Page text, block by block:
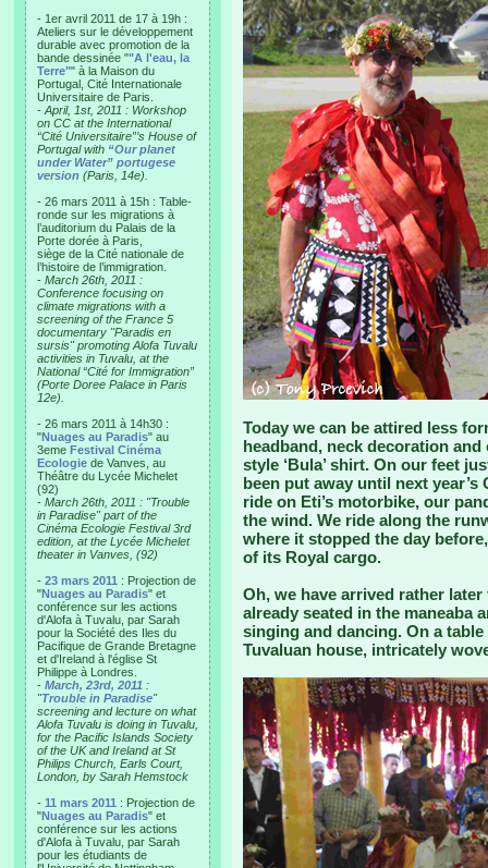
- 1er avril 2011 de 17 à 19h :
Ateliers sur le développement
durable avec promotion de la
bande dessinée ""A l'eau, la
Terre"" à la Maison du
Portugal, Cité Internationale
Universitaire de Paris.
- April, 1st, 2011 : Workshop
on CC at the International
“Cité Universitaire”’s House of
Portugal with “Our planet
under Water” portugese
version (Paris, 14e).
- 26 mars 2011 à 15h : Table-
ronde sur les migrations à
l’auditorium du Palais de la
Porte dorée à Paris,
siège de la Cité nationale de
l’histoire de l’immigration.
- March 26th, 2011 :
Conference focusing on
climate migrations with a
screening of the France 5
documentary "Paradis en
sursis" promoting Alofa Tuvalu
activities in Tuvalu, at the
National “Cité for Immigration”
(Porte Doree Palace in Paris
12e).
- 26 mars 2011 à 14h30 :
"Nuages au Paradis" au
3eme Festival Cinéma
Ecologie de Vanves, au
Théâtre du Lycée Michelet
(92)
- March 26th, 2011 : "Trouble
in Paradise" part of the
Cinéma Ecologie Festival 3rd
edition, at the Lycée Michelet
theater in Vanves, (92)
- 23 mars 2011 : Projection de
"Nuages au Paradis" et
conférence sur les actions
d'Alofa à Tuvalu, par Sarah
pour la Société des Iles du
Pacifique de Grande Bretagne
et d'Ireland à l'église St
Philippe à Londres.
- March, 23rd, 2011 :
"Trouble in Paradise"
screening and lecture on what
Alofa Tuvalu is doing in Tuvalu,
for the Pacific Islands Society
of the UK and Ireland at St
Philips Church, Earls Court,
London, by Sarah Hemstock
- 11 mars 2011 : Projection de
"Nuages au Paradis" et
conférence sur les actions
d'Alofa à Tuvalu, par Sarah
pour les étudiants de
Today we can be attired less
headband, neck decoration
style ‘Bula’ shirt. On our feet
been put away until next year’s
ride on Eti’s motorbike, our
the wind. We ride along the
where it stopped the day
of its Royal cargo.
Oh, we have arrived rather
already seated in the maneaba
singing and dancing. On a
Tuvaluan house, intricately